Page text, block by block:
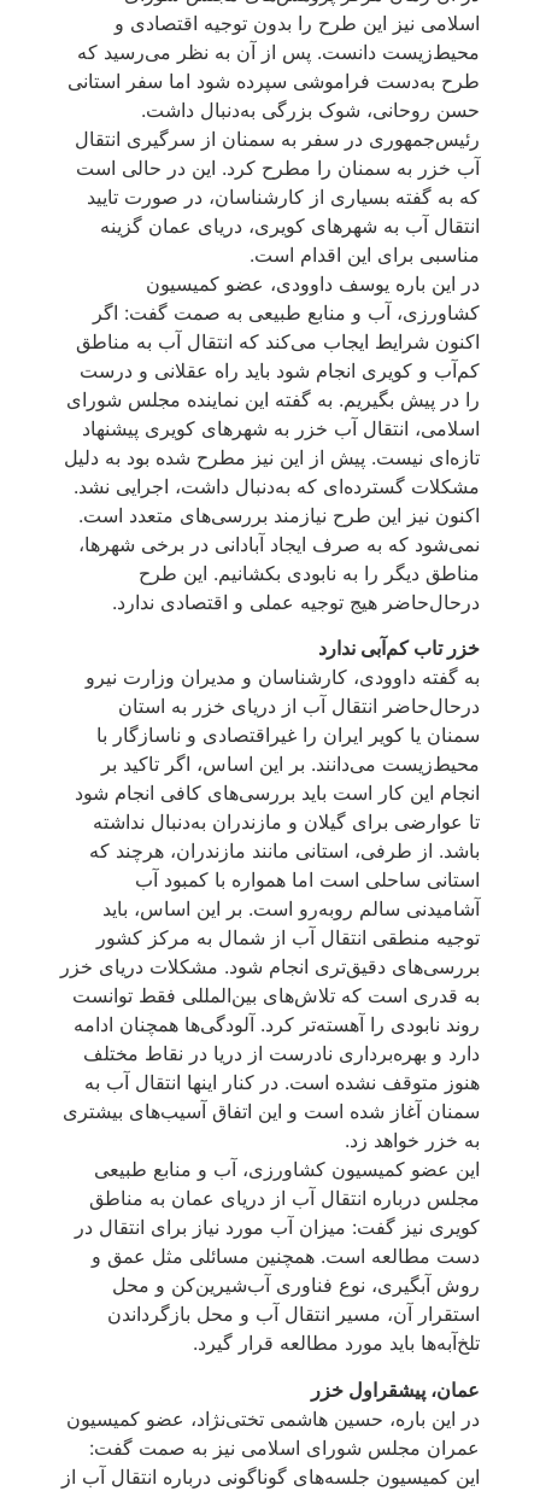
اسلامی نیز این طرح را بدون توجیه اقتصادی و
محیط‌زیست دانست. پس از آن به نظر می‌رسید که
طرح به‌دست فراموشی سپرده شود اما سفر استانی
حسن روحانی، شوک بزرگی به‌دنبال داشت.
رئیس‌جمهوری در سفر به سمنان از سرگیری انتقال
آب خزر به سمنان را مطرح کرد. این در حالی است
که به گفته بسیاری از کارشناسان، در صورت تایید
انتقال آب به شهرهای کویری، دریای عمان گزینه
مناسبی برای این اقدام است.
در این باره یوسف داوودی، عضو کمیسیون
کشاورزی، آب و منابع طبیعی به صمت گفت: اگر
اکنون شرایط ایجاب می‌کند که انتقال آب به مناطق
کم‌آب و کویری انجام شود باید راه عقلانی و درست
را در پیش بگیریم. به گفته این نماینده مجلس شورای
اسلامی، انتقال آب خزر به شهرهای کویری پیشنهاد
تازه‌ای نیست. پیش از این نیز مطرح شده بود به دلیل
مشکلات گسترده‌ای که به‌دنبال داشت، اجرایی نشد.
اکنون نیز این طرح نیازمند بررسی‌های متعدد است.
نمی‌شود که به صرف ایجاد آبادانی در برخی شهرها،
مناطق دیگر را به نابودی بکشانیم. این طرح
درحال‌حاضر هیج توجیه عملی و اقتصادی ندارد.
خزر تاب کم‌آبی ندارد
به گفته داوودی، کارشناسان و مدیران وزارت نیرو
درحال‌حاضر انتقال آب از دریای خزر به استان
سمنان یا کویر ایران را غیر‌اقتصادی و ناسازگار با
محیط‌زیست می‌دانند. بر این اساس، اگر تاکید بر
انجام این کار است باید بررسی‌های کافی انجام شود
تا عوارضی برای گیلان و مازندران به‌دنبال نداشته
باشد. از طرفی، استانی مانند مازندران، هرچند که
استانی ساحلی است اما همواره با کمبود آب
آشامیدنی سالم روبه‌رو است. بر این اساس، باید
توجیه منطقی انتقال آب از شمال به مرکز کشور
بررسی‌های دقیق‌تری انجام شود. مشکلات دریای خزر
به قدری است که تلاش‌های بین‌المللی فقط توانست
روند نابودی را آهسته‌تر کرد. آلودگی‌ها همچنان ادامه
دارد و بهره‌برداری نادرست از دریا در نقاط مختلف
هنوز متوقف نشده است. در کنار اینها انتقال آب به
سمنان آغاز شده است و این اتفاق آسیب‌های بیشتری
به خزر خواهد زد.
این عضو کمیسیون کشاورزی، آب و منابع طبیعی
مجلس درباره انتقال آب از دریای عمان به مناطق
کویری نیز گفت: میزان آب مورد نیاز برای انتقال در
دست مطالعه است. همچنین مسائلی مثل عمق و
روش آبگیری، نوع فناوری آب‌شیرین‌کن و محل
استقرار آن، مسیر انتقال آب و محل بازگرداندن
تلخ‌آبه‌ها باید مورد مطالعه قرار گیرد.
عمان، پیشقراول خزر
در این باره، حسین هاشمی تختی‌نژاد، عضو کمیسیون
عمران مجلس شورای اسلامی نیز به صمت گفت:
این کمیسیون جلسه‌های گوناگونی درباره انتقال آب از